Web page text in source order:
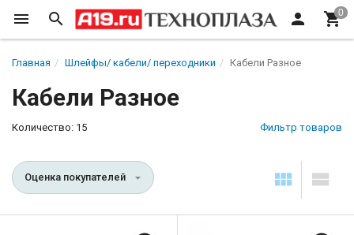
Главная Шлейфы/ кабели/ переходники Кабели Разное
Кабели Разное
Количество: 15 Фильтр товаров
Оценка покупателей